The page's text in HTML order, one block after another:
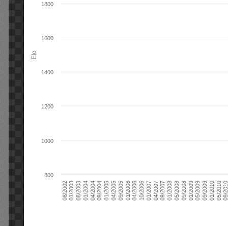
Elo
08/200201/200308/200301/200404/200409/200401/200504/200509/200501/200604/200610/200601/200704/200709/200701/200805/200809/200801/200905/200909/200901/201005/201009/
800
1000
1200
1400
1600
1800